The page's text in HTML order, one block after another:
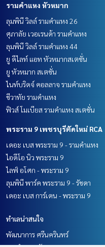
รามคำแหง หัวหมาก
ลุมพินี วิลล์ รามคำแหง 26
ศุภาลัย เวอเรนด้า รามคำแหง
ลุมพินี วิลล์ รามคำแหง 44
ยู ดีไลท์ แอท หัวหมากสเตชั่น
ยู หัวหมาก สเตชั่น
ไนท์บริดจ์ คอลลาจ รามคำแหง
ชีวาทัย รามคำแหง
ฟิวส์ โมเบียส รามคำแหง สเตชั่น
พระราม 9 เพชรบุรีตัดใหม่ RCA
เดอะ เบส พระราม 9 - รามคำแหง
ไอดีโอ นิว พระราม 9
ไลฟ์ อโศก - พระราม 9
ลุมพินี พาร์ค พระราม 9 - รัชดา
เดอะ เบส การ์เดน - พระราม 9
ทำเลน่าสนใจ
พัฒนาการ ศรีนครินทร์